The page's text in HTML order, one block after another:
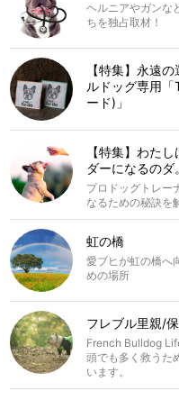
ヘルニアやガンな
ちを独占取材！
【特集】永遠
ルドッグ専用
ード)」
【特集】わた
ダーになるのダ。
プロドッグトレー
なるための秘訣を
虹の橋
愛ブヒが虹の橋へ
めの場所
フレブル里親/
French Bulldog
頭でも多く救うた
います。